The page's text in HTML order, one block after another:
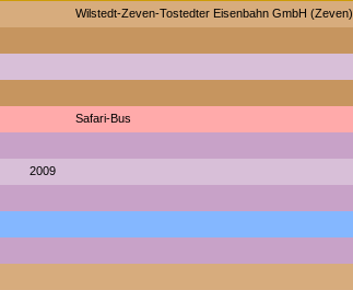
Wilstedt-Zeven-Tostedter Eisenbahn GmbH (Zeven)
Safari-Bus
2009